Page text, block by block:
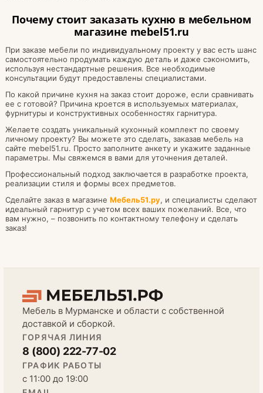
Почему стоит заказать кухню в мебельном
магазине mebel51.ru
При заказе мебели по индивидуальному проекту у вас есть шанс
самостоятельно продумать каждую деталь и даже сэкономить,
используя нестандартные решения. Все необходимые
консультации будут предоставлены специалистами.
По какой причине кухня на заказ стоит дороже, если сравнивать
ее с готовой? Причина кроется в используемых материалах,
фурнитуры и конструктивных особенностях гарнитура.
Желаете создать уникальный кухонный комплект по своему
личному проекту? Вы можете это сделать, заказав мебель на
сайте mebel51.ru. Просто заполните анкету и укажите заданные
параметры. Мы свяжемся в вами для уточнения деталей.
Профессиональный подход заключается в разработке проекта,
реализации стиля и формы всех предметов.
Сделайте заказ в магазине Мебель51.ру, и специалисты сделают
идеальный гарнитур с учетом всех ваших пожеланий. Все, что
вам нужно, – позвонить по контактному телефону и сделать
заказ!
Мебель в Мурманске и области с собственной
доставкой и сборкой.
ГОРЯЧАЯ ЛИНИЯ
8 (800) 222-77-02
ГРАФИК РАБОТЫ
с 11:00 до 19:00